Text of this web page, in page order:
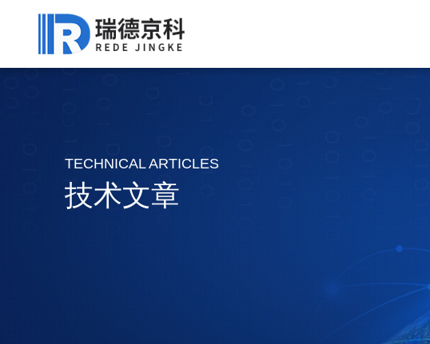
TECHNICAL ARTICLES
技术文章